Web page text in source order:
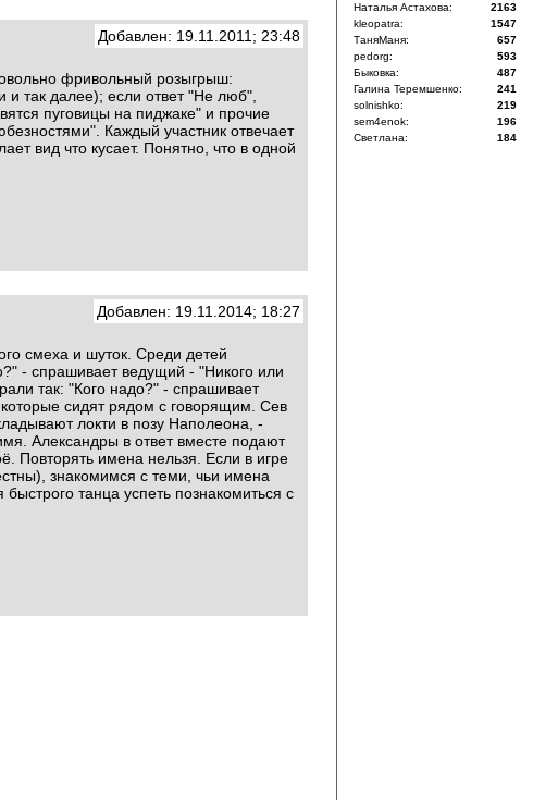
Добавлен: 19.11.2011; 23:48
фривольный розыгрыш:
и так далее); если ответ "Не люб",
пуговицы на пиджаке" и прочие
Каждый участник отвечает
вид что кусает. Понятно, что в одной
Добавлен: 19.11.2014; 18:27
смеха и шуток. Среди детей
- спрашивает ведущий - "Никого или
так: "Кого надо?" - спрашивает
сидят рядом с говорящим. Сев
локти в позу Наполеона, -
Александры в ответ вместе подают
Повторять имена нельзя. Если в игре
знакомимся с теми, чьи имена
танца успеть познакомиться с
Наталья Астахова:
2163
kleopatra:
1547
ТаняМаня:
657
pedorg:
593
Быковка:
487
Галина Теремшенко:
241
solnishko:
219
sem4enok:
196
Светлана:
184